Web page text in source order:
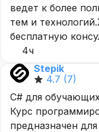
ведет к более
тем и
бесплатную
4ч
Stepik
4.7 (7)
C# для
Курс
предназначен